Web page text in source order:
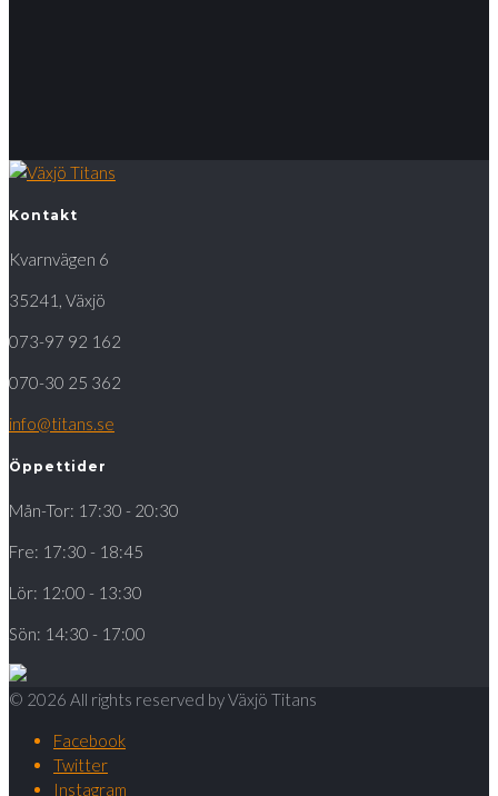
Kontakt
Kvarnvägen 6
35241, Växjö
073-97 92 162
070-30 25 362
info@titans.se
Öppettider
Mån-Tor: 17:30 - 20:30
Fre: 17:30 - 18:45
Lör: 12:00 - 13:30
Sön: 14:30 - 17:00
© 2026 All rights reserved by Växjö Titans
Facebook
Twitter
Instagram